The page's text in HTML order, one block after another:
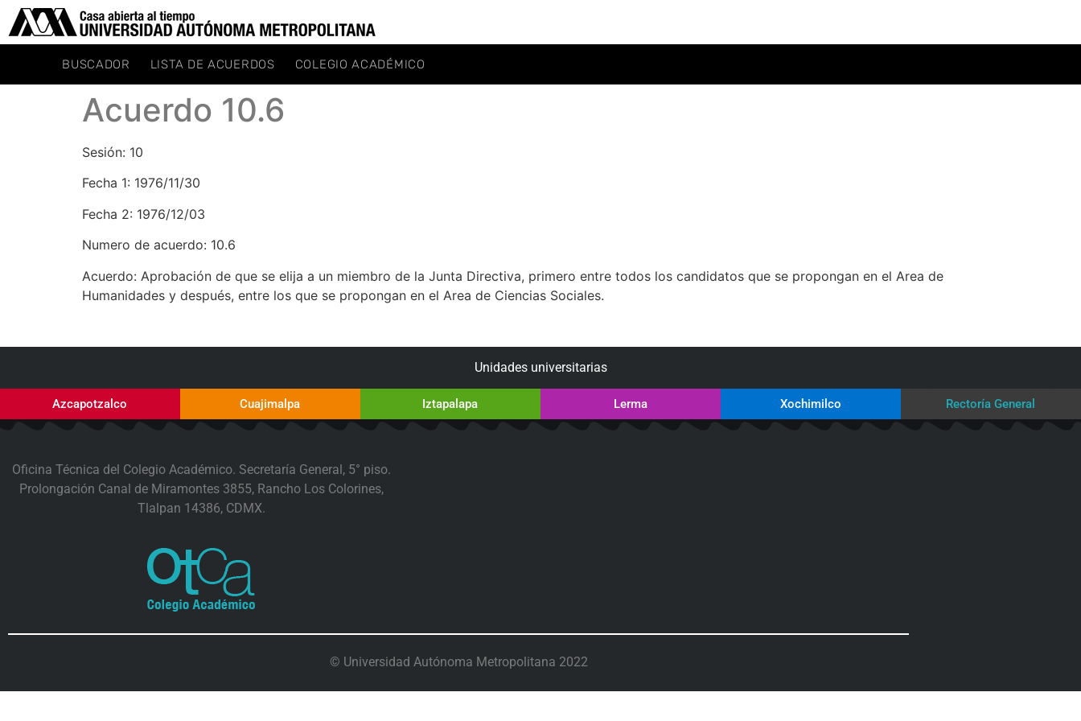
BUSCADOR LISTA DE ACUERDOS COLEGIO ACADÉMICO
Acuerdo 10.6
Sesión: 10
Fecha 1: 1976/11/30
Fecha 2: 1976/12/03
Numero de acuerdo: 10.6
Acuerdo: Aprobación de que se elija a un miembro de la Junta Directiva, primero entre todos los candidatos que se propongan en el Area de
Humanidades y después, entre los que se propongan en el Area de Ciencias Sociales.
Unidades universitarias
Azcapotzalco Cuajimalpa Iztapalapa Lerma Xochimilco Rectoría General
Oficina Técnica del Colegio Académico. Secretaría General, 5° piso.
Prolongación Canal de Miramontes 3855, Rancho Los Colorines,
Tlalpan 14386, CDMX.
© Universidad Autónoma Metropolitana 2022